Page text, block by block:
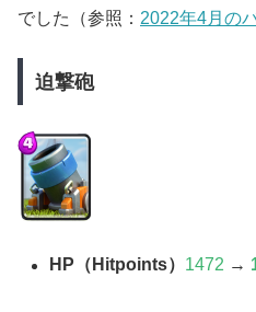
でした（参照： 2022年4月の
迫撃砲
HP（Hitpoints） 1472 →